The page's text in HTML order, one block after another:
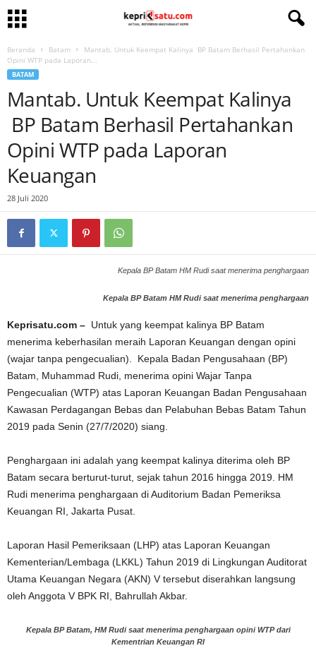
Beranda Batam
Mantab. Untuk Keempat Kalinya BP Batam Berhasil Pertahankan
Opini WTP pada Laporan...
BATAM
Mantab. Untuk Keempat Kalinya
BP Batam Berhasil Pertahankan
Opini WTP pada Laporan
Keuangan
28 Juli 2020
Kepala BP Batam HM Rudi saat menerima penghargaan
Kepala BP Batam HM Rudi saat menerima penghargaan
Keprisatu.com – Untuk yang keempat kalinya BP Batam
menerima keberhasilan meraih Laporan Keuangan dengan opini
(wajar tanpa pengecualian). Kepala Badan Pengusahaan (BP)
Batam, Muhammad Rudi, menerima opini Wajar Tanpa
Pengecualian (WTP) atas Laporan Keuangan Badan Pengusahaan
Kawasan Perdagangan Bebas dan Pelabuhan Bebas Batam Tahun
2019 pada Senin (27/7/2020) siang.
Penghargaan ini adalah yang keempat kalinya diterima oleh BP
Batam secara berturut-turut, sejak tahun 2016 hingga 2019. HM
Rudi menerima penghargaan di Auditorium Badan Pemeriksa
Keuangan RI, Jakarta Pusat.
Laporan Hasil Pemeriksaan (LHP) atas Laporan Keuangan
Kementerian/Lembaga (LKKL) Tahun 2019 di Lingkungan Auditorat
Utama Keuangan Negara (AKN) V tersebut diserahkan langsung
oleh Anggota V BPK RI, Bahrullah Akbar.
Kepala BP Batam, HM Rudi saat menerima penghargaan opini WTP dari
Kementrian Keuangan RI